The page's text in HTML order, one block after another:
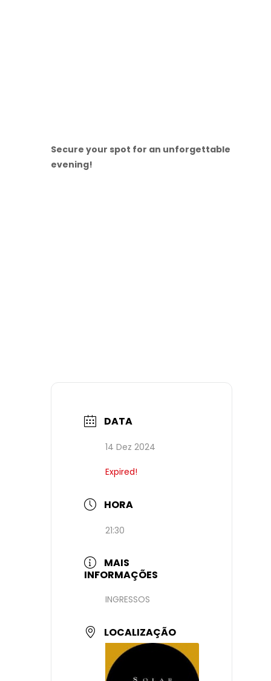
Secure your spot for an unforgettable
evening!
DATA
14 Dez 2024
Expired!
HORA
21:30
MAIS
INFORMAÇÕES
INGRESSOS
LOCALIZAÇÃO